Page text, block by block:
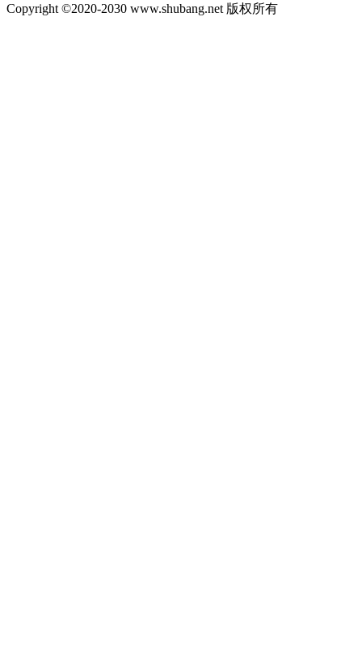
Copyright ©2020-2030 www.shubang.net 版权所有